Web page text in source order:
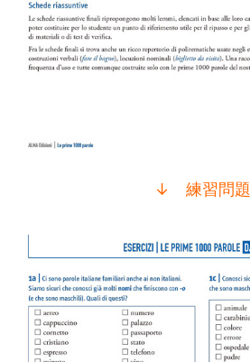
↓ 練習問題